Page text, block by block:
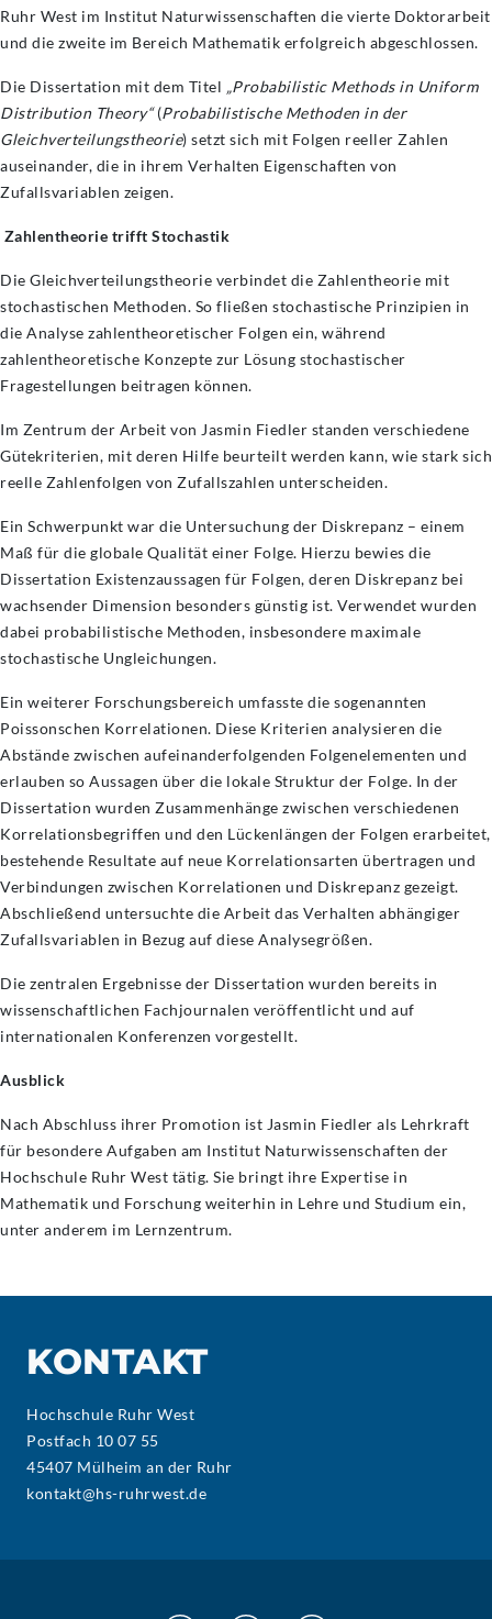
Ruhr West im Institut Naturwissenschaften die vierte Doktorarbeit
und die zweite im Bereich Mathematik erfolgreich abgeschlossen.
Die Dissertation mit dem Titel „Probabilistic Methods in Uniform
Distribution Theory“(Probabilistische Methoden in der
Gleichverteilungstheorie) setzt sich mit Folgen reeller Zahlen
auseinander, die in ihrem Verhalten Eigenschaften von
Zufallsvariablen zeigen.
Zahlentheorie trifft Stochastik
Die Gleichverteilungstheorie verbindet die Zahlentheorie mit
stochastischen Methoden. So fließen stochastische Prinzipien in
die Analyse zahlentheoretischer Folgen ein, während
zahlentheoretische Konzepte zur Lösung stochastischer
Fragestellungen beitragen können.
Im Zentrum der Arbeit von Jasmin Fiedler standen verschiedene
Gütekriterien, mit deren Hilfe beurteilt werden kann, wie stark sich
reelle Zahlenfolgen von Zufallszahlen unterscheiden.
Ein Schwerpunkt war die Untersuchung der Diskrepanz – einem
Maß für die globale Qualität einer Folge. Hierzu bewies die
Dissertation Existenzaussagen für Folgen, deren Diskrepanz bei
wachsender Dimension besonders günstig ist. Verwendet wurden
dabei probabilistische Methoden, insbesondere maximale
stochastische Ungleichungen.
Ein weiterer Forschungsbereich umfasste die sogenannten
Poissonschen Korrelationen. Diese Kriterien analysieren die
Abstände zwischen aufeinanderfolgenden Folgenelementen und
erlauben so Aussagen über die lokale Struktur der Folge. In der
Dissertation wurden Zusammenhänge zwischen verschiedenen
Korrelationsbegriffen und den Lückenlängen der Folgen erarbeitet,
bestehende Resultate auf neue Korrelationsarten übertragen und
Verbindungen zwischen Korrelationen und Diskrepanz gezeigt.
Abschließend untersuchte die Arbeit das Verhalten abhängiger
Zufallsvariablen in Bezug auf diese Analysegrößen.
Die zentralen Ergebnisse der Dissertation wurden bereits in
wissenschaftlichen Fachjournalen veröffentlicht und auf
internationalen Konferenzen vorgestellt.
Ausblick
Nach Abschluss ihrer Promotion ist Jasmin Fiedler als Lehrkraft
für besondere Aufgaben am Institut Naturwissenschaften der
Hochschule Ruhr West tätig. Sie bringt ihre Expertise in
Mathematik und Forschung weiterhin in Lehre und Studium ein,
unter anderem im Lernzentrum.
KONTAKT
Hochschule Ruhr West
Postfach 10 07 55
45407 Mülheim an der Ruhr
kontakt@hs-ruhrwest.de